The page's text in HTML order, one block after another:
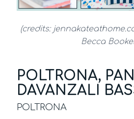
(credits:
Becca
POLTRONA,
DAVANZALI
POLTRONA